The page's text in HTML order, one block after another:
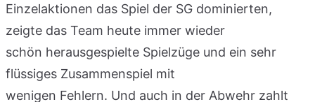
Einzelaktionen das Spiel der SG dominierten,
zeigte das Team heute immer wieder
schön herausgespielte Spielzüge und ein sehr
flüssiges Zusammenspiel mit
wenigen Fehlern. Und auch in der Abwehr zahlt